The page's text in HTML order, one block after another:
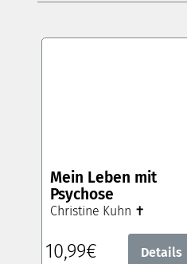
Mein Leben mit
Psychose
Christine Kuhn ✝
10,99€ Details